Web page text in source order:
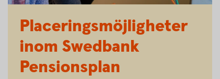
Placeringsmöjligheter
inom Swedbank
Pensionsplan